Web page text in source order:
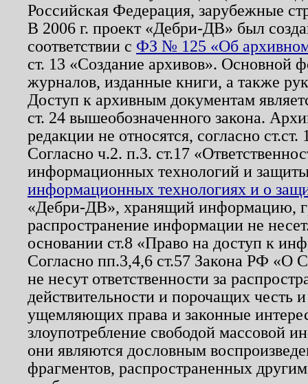
Российская Федерация, зарубежные
В 2006 г. проект «Дебри-ДВ» был
соответствии с ФЗ № 125 «Об
ст. 13 «Создание архивов». Основной
журналов, изданные книги, а также
Доступ к архивным документам
ст. 24 вышеобозначенного закона.
редакции не относятся, согласно
Согласно ч.2. п.3. ст.17
информационных технологий и
информационных технологиях и о
«Дебри-ДВ», хранящий информацию,
распространение информации не
основании ст.8 «Право на доступ к
Согласно пп.3,4,6 ст.57 Закона РФ «О
не несут ответственности за
действительности и порочащих честь
ущемляющих права и законные
злоупотребление свободой массовой
они являются дословным
фрагментов, распространенных